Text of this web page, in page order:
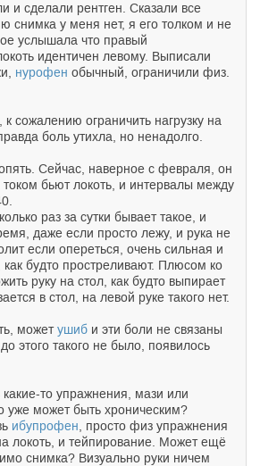
и сделали рентген. Сказали все
снимка у меня нет, я его толком и не
услышала что правый
идентичен левому. Выписали
нурофен обычный, ограничили физ.
сожалению ограничить нагрузку на
боль утихла, но ненадолго.
Сейчас, наверное с февраля, он
током бьют локоть, и интервалы между
раз за сутки бывает такое, и
даже если просто лежу, и рука не
если опереться, очень сильная и
как будто простреливают. Плюсом ко
руку на стол, как будто выпирает
в стол, на левой руке такого нет.
можетушиб и эти боли не связаны
этого такого не было, появилось
то упражнения, мази или
уже может быть хроническим?
ибупрофен , просто физ упражнения
локоть, и тейпирование. Может ещё
снимка? Визуально руки ничем